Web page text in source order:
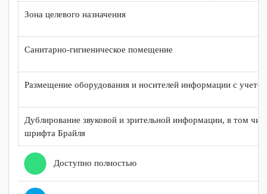
Входная группа и пути движения к зоне оказания услуг
Парковочное место
Территория образовательной организации
Зона целевого назначения
Санитарно-гигиеническое помещение